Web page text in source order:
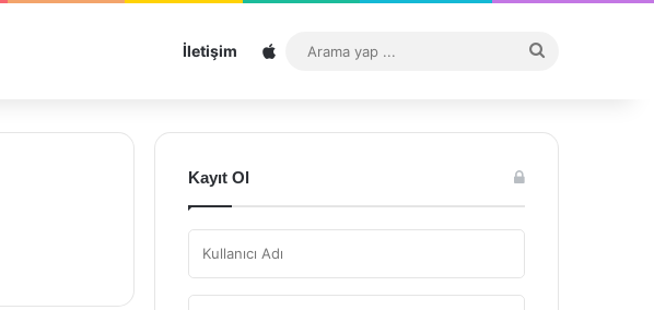
İletişim Sitemap
...
Kayıt Ol